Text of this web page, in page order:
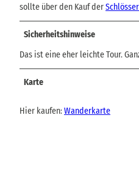
sollte über den Kauf der
Sicherheitshinweise
Das ist eine eher leichte Tour.
Karte
Hier kaufen:Wanderkarte